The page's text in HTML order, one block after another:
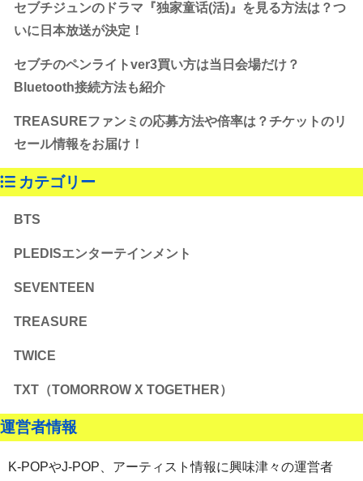
セブチジュンのドラマ『独家童话(活)』を見る方法は？つ
いに日本放送が決定！
セブチのペンライトver3買い方は当日会場だけ？
Bluetooth接続方法も紹介
TREASUREファンミの応募方法や倍率は？チケットのリ
セール情報をお届け！
カテゴリー
BTS
PLEDISエンターテインメント
SEVENTEEN
TREASURE
TWICE
TXT（TOMORROW X TOGETHER）
運営者情報
K-POPやJ-POP、アーティスト情報に興味津々の運営者